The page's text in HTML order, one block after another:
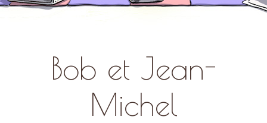
Bob et Jean-
Michel